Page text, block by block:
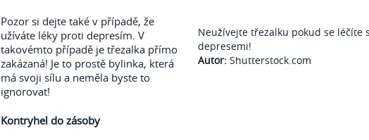
Neužívejte třezalku pokud se léčíte s
depresemi!
Autor: Shutterstock.com
Pozor si dejte také v případě, že
užíváte léky proti depresím. V
takovémto případě je třezalka přímo
zakázaná! Je to prostě bylinka, která
má svoji sílu a neměla byste to
ignorovat!
Kontryhel do zásoby